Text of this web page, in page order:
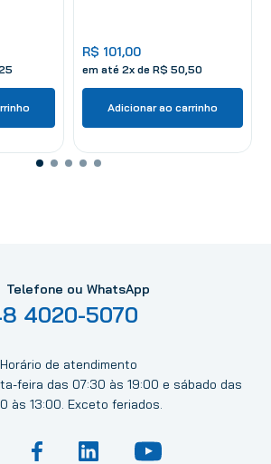
R$ 101,00
em até 2x de R$ 50 50
Adicionar ao carrinho
Telefone ou WhatsApp
4020-5070
Horário de atendimento
feira das 07:30 às 19:00 e sábado das
às 13:00. Exceto feriados.